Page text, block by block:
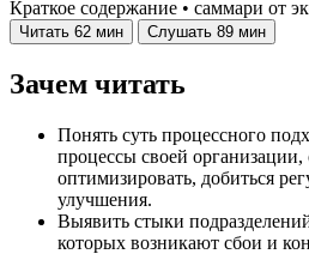
Краткое содержание • саммари от
Читать 62 мин Слушать 89 мин
Зачем читать
Понять суть процессного
процессы своей организации,
оптимизировать, добиться
улучшения.
Выявить стыки
которых возникают сбои и